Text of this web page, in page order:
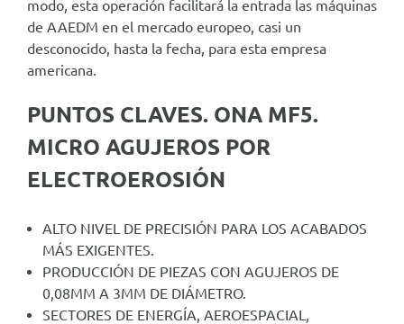
modo, esta operación facilitará la entrada las máquinas
de AAEDM en el mercado europeo, casi un
desconocido, hasta la fecha, para esta empresa
americana.
PUNTOS CLAVES. ONA MF5.
MICRO AGUJEROS POR
ELECTROEROSIÓN
ALTO NIVEL DE PRECISIÓN PARA LOS ACABADOS
MÁS EXIGENTES.
PRODUCCIÓN DE PIEZAS CON AGUJEROS DE
0,08MM A 3MM DE DIÁMETRO.
SECTORES DE ENERGÍA, AEROESPACIAL,